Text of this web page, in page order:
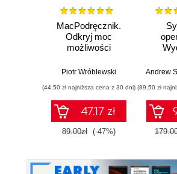
MacPodręcznik.
Odkryj moc
możliwości
Piotr Wróblewski
(44,50 zł najniższa cena z 30 dni)
47.17 zł
89.00zł (-47%)
(89,50 zł